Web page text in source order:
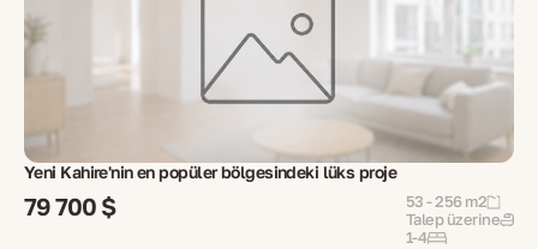
Yeni Kahire'nin en popüler bölgesindeki lüks proje
79 700 $
53 - 256 m2
Talep üzerine
1-4